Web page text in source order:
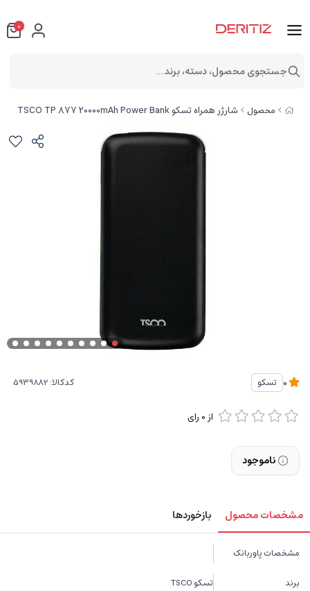
محصول شارژر همراه تسکو TSCO TP 877 20000mAh Power Bank
تسکو کدکالا:
از0 رای
ناموجود
مشخصات محصول بازخوردها
مشخصات پاوربانک
برند تسکو TSCO
0
جستجوی محصول، دسته، برند...